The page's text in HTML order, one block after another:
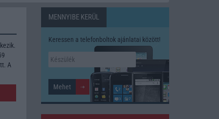
A
MENNYIBE KERÜL
Keressen a telefonboltok ajánlatai között!